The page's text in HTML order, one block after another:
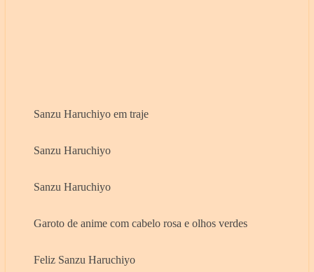
Sanzu Haruchiyo em traje
Sanzu Haruchiyo
Sanzu Haruchiyo
Garoto de anime com cabelo rosa e olhos verdes
Feliz Sanzu Haruchiyo